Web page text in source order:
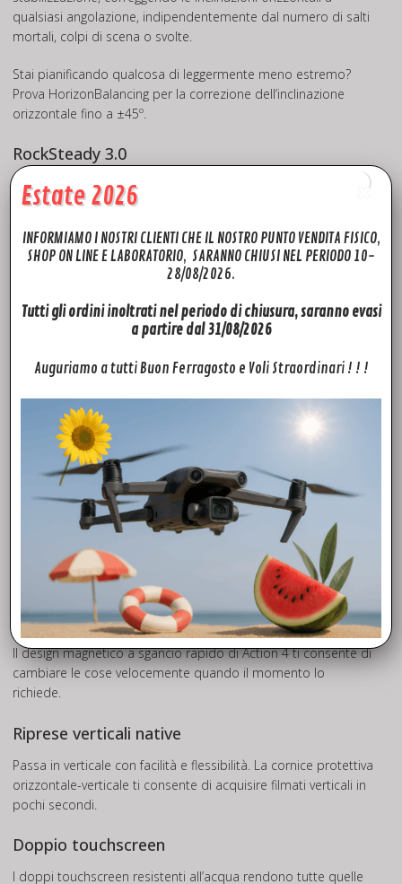
qualsiasi angolazione, indipendentemente dal numero di salti
mortali, colpi di scena o svolte.
Stai pianificando qualcosa di leggermente meno estremo?
Prova HorizonBalancing per la correzione dell’inclinazione
orizzontale fino a ±45º.
RockSteady 3.0
Dì addio alle riprese mosse. RockSteady 3.0 garantisce una
stabilizzazione fluida nelle riprese in POV, anche durante le
Calibrazione della temperatura del colore
toni realistici all’aperto, al chiuso e sott’acqua per colori
Vividezza anche sott’acqua
DJI Mimo può ora sincronizzare le informazioni visive dal
sensore di temperatura del colore di Action 4, offrendo
dettagli incredibili sotto le onde.
Supera ogni limite
I limiti sono fatti per essere infranti e Action 4 è la action cam
che ti consente di fare esattamente questo grazie a
innumerevoli funzionalità tanto potenti quanto intuitive.
Creatività illimitata, controllo intuitivo
Sgancio rapido magnetico
Il design magnetico a sgancio rapido di Action 4 ti consente di
cambiare le cose velocemente quando il momento lo
richiede.
Riprese verticali native
Passa in verticale con facilità e flessibilità. La cornice protettiva
orizzontale-verticale ti consente di acquisire filmati verticali in
pochi secondi.
Doppio touchscreen
I doppi touchscreen resistenti all’acqua rendono tutte quelle
Estate 2026
INFORMIAMO I NOSTRI CLIENTI CHE IL NOSTRO PUNTO VENDITA FISICO,
SHOP ON LINE E LABORATORIO, SARANNO CHIUSI NEL PERIODO 10-
28/08/2026.
Tutti gli ordini inoltrati nel periodo di chiusura, saranno evasi
a partire dal 31/08/2026
Auguriamo a tutti Buon Ferragosto e Voli Straordinari ! ! !